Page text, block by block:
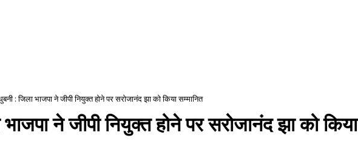
: जिला भाजपा ने जीपी नियुक्त होने पर सरोजानंद झा को किया सम्मानित
ने जीपी नियुक्त होने पर सरोजानंद झा को किया